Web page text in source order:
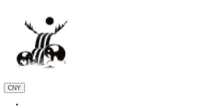
CNY